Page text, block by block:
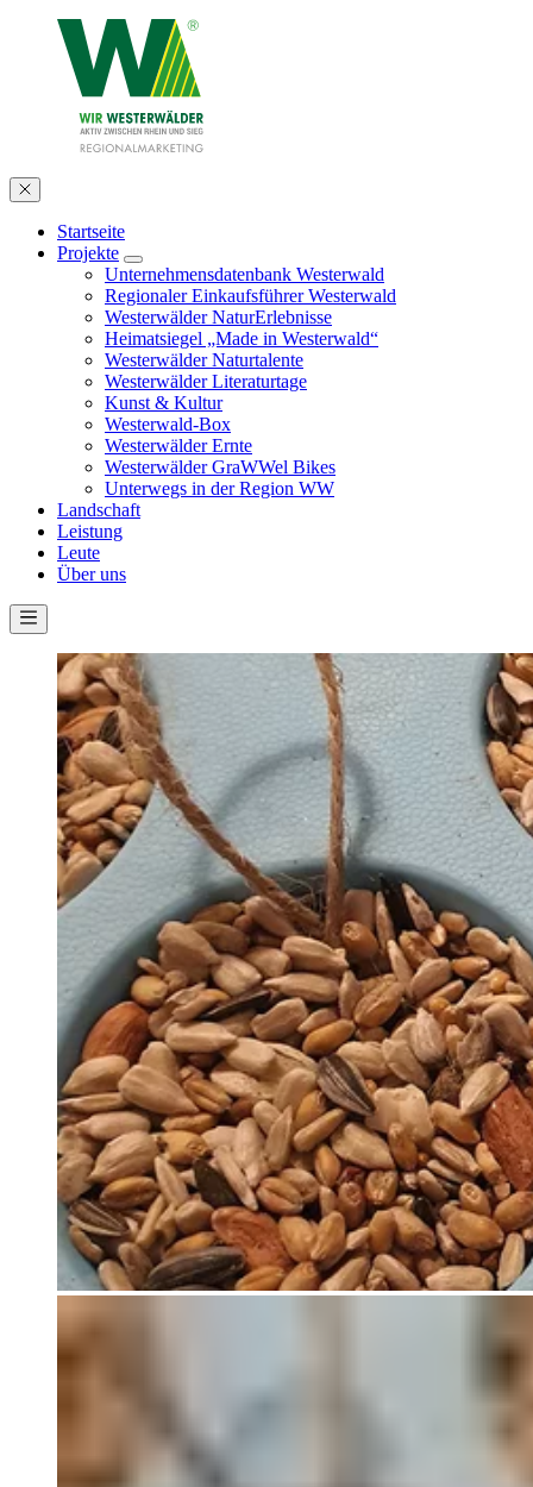
Startseite
Projekte
Unternehmensdatenbank Westerwald
Regionaler Einkaufsführer Westerwald
Westerwälder NaturErlebnisse
Heimatsiegel „Made in Westerwald“
Westerwälder Naturtalente
Westerwälder Literaturtage
Kunst & Kultur
Westerwald-Box
Westerwälder Ernte
Westerwälder GraWWel Bikes
Unterwegs in der Region WW
Landschaft
Leistung
Leute
Über uns